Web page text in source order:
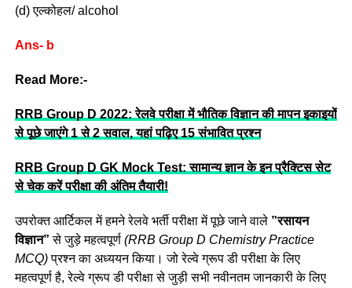
(d) एल्कोहल/ alcohol
Ans- b
Read More:-
RRB Group D 2022: रेलवे परीक्षा में भौतिक विज्ञान की मापन इकाइयों
से पूछे जाएंगे 1 से 2 सवाल, यहां पढ़िए 15 संभावित प्रश्न
RRB Group D GK Mock Test: सामान्य ज्ञान के इन प्रैक्टिस सेट
से चेक करें परीक्षा की अंतिम तैयारी!
उपरोक्त आर्टिकल में हमने रेलवे भर्ती परीक्षा में पूछे जाने वाले ”रसायन
विज्ञान”से जुड़े महत्वपूर्ण (RRB Group D Chemistry Practice
MCQ)प्रश्न का अध्ययन किया। जो रेल्वे ग्रूप डी परीक्षा के लिए
महत्वपूर्ण है, रेल्वे ग्रूप डी परीक्षा से जुड़ी सभी नवीनतम जानकारी के लिए